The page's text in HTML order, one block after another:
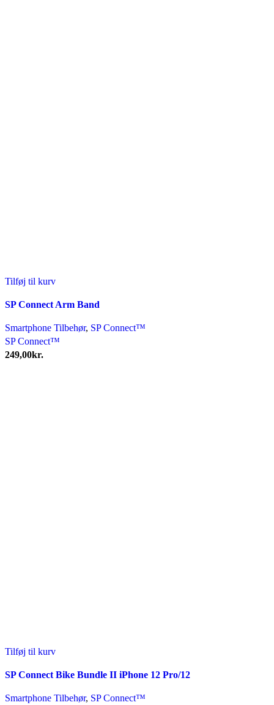
Tilføj til kurv
SP Connect Arm Band
Smartphone Tilbehør, SP Connect™
SP Connect™
249,00kr.
Tilføj til kurv
SP Connect Bike Bundle II iPhone 12 Pro/12
Smartphone Tilbehør, SP Connect™